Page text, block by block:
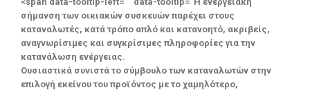
σήμανση των οικιακών συσκευών παρέχει στους
καταναλωτές, κατά τρόπο απλό και κατανοητό, ακριβείς,
αναγνωρίσιμες και συγκρίσιμες πληροφορίες για την
κατανάλωση ενέργειας.
Ουσιαστικά συνιστά το σύμβουλο των καταναλωτών στην
επιλογή εκείνου του προϊόντος με το χαμηλότερο,